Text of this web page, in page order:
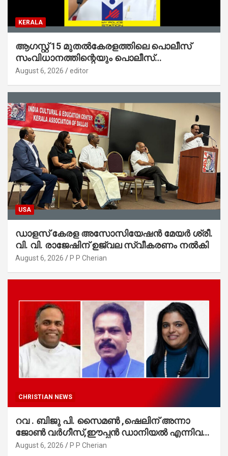
KERALA
ആഗസ്റ്റ് 15 മുതല്‍കേരളത്തിലെ പൊലീസ്
സംവിധാനത്തിന്റെയും പൊലീസ്
സ്റ്റേഷനുകളുടെയും മുഖഛായ മാറുകയാണ് :
August 6, 2026 editor
USA
ഡാളസ് കേരള അസോസിയേഷൻ മേയർ ശ്രീ.
വി. വി. രാജേഷിന് ഉജ്വല സ്വീകരണം നൽകി
August 6, 2026 P P Cherian
CHRISTIAN NEWS
റവ . ബിജു പി. സൈമൺ ,ഷെലിന് അന്നാ
ജോൺ വർഗീസ്,ഈപ്പൻ ഡാനിയൽ എന്നിവർ
മാർത്തോമാ സഭാ കൗൺസിലിലേക്കു
August 6, 2026 P P Cherian